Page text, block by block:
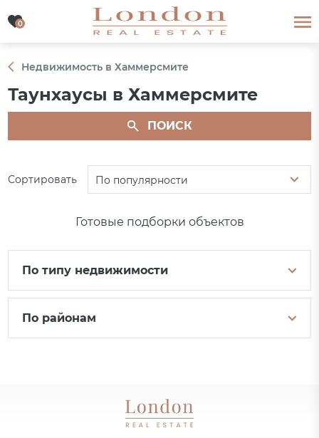
0
0
Недвижимость в Хаммерсмите
Таунхаусы в Хаммерсмите
ПОИСК
Сортировать По популярности
Готовые подборки объектов
По типу недвижимости
По районам